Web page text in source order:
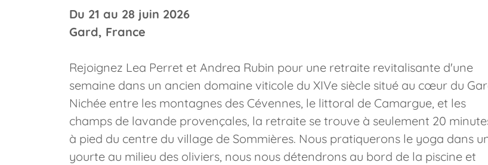
Du 21 au 28 juin 2026
Gard, France
Rejoignez Lea Perret et Andrea Rubin pour une retraite revitalisante d'une
semaine dans un ancien domaine viticole du XIVe siècle situé au cœur du
Nichée entre les montagnes des Cévennes, le littoral de Camargue, et les
champs de lavande provençales, la retraite se trouve à seulement 20
à pied du centre du village de Sommières. Nous pratiquerons le yoga dans
yourte au milieu des oliviers, nous nous détendrons au bord de la piscine et